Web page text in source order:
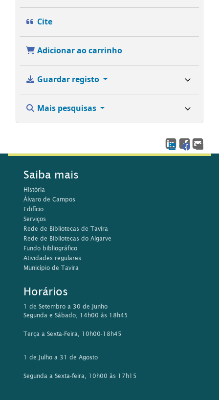
Cite
Adicionar ao carrinho
Guardar registo
Mais pesquisas
Saiba mais
História
Álvaro de Campos
Edifício
Serviços
Rede de Bibliotecas de Tavira
Rede de Bibliotecas do Algarve
Fundo bibliográfico
Atividades regulares
Município de Tavira
Horários
1 de Setembro a 30 de Junho
Segunda e Sábado, 14h00 às 18h45
Terça a Sexta-Feira, 10h00-18h45
1 de Julho a 31 de Agosto
Segunda a Sexta-feira, 10h00 às 17h15